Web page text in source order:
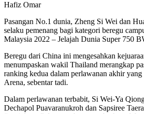
Hafiz Omar
Pasangan No.1 dunia, Zheng Si Wei dan
selaku pemenang bagi kategori beregu
Malaysia 2022 – Jelajah Dunia Super 750
Beregu dari China ini mengesahkan
menumpaskan wakil Thailand merangkap
ranking kedua dalam perlawanan akhir
Arena, sebentar tadi.
Dalam perlawanan terbabit, Si Wei-Ya
Dechapol Puavaranukroh dan Sapsiree